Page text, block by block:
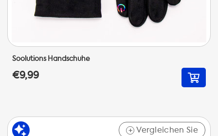
Soolutions Handschuhe
€9,99
+ Vergleichen Sie